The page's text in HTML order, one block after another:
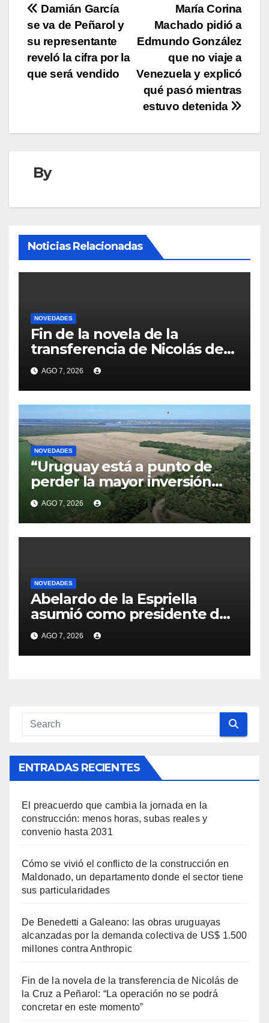
Navegación
de
entradas
María Corina
Machado pidió a
Edmundo González
que no viaje a
Venezuela y explicó
qué pasó mientras
estuvo detenida
Damián García
se va de Peñarol y
su representante
reveló la cifra por la
que será vendido
By
Noticias Relacionadas
NOVEDADES
Fin de la novela de la
transferencia de Nicolás de
la Cruz a Peñarol: “La
operación no se podrá
concretar en este momento”
AGO 7, 2026
NOVEDADES
“Uruguay está a punto de
perder la mayor inversión
privada de su historia”:
Delgado acusó a Cardona de
“trancar” la negociación de
HIF Global
AGO 7, 2026
NOVEDADES
Abelardo de la Espriella
asumió como presidente de
Colombia: prometió
“derrotar” al
“narcoterrorismo” y
AGO 7, 2026
ENTRADAS RECIENTES
El preacuerdo que cambia la jornada en la
construcción: menos horas, subas reales y
convenio hasta 2031
Cómo se vivió el conflicto de la construcción en
Maldonado, un departamento donde el sector tiene
sus particularidades
De Benedetti a Galeano: las obras uruguayas
alcanzadas por la demanda colectiva de US$ 1.500
millones contra Anthropic
Fin de la novela de la transferencia de Nicolás de
la Cruz a Peñarol: “La operación no se podrá
concretar en este momento”